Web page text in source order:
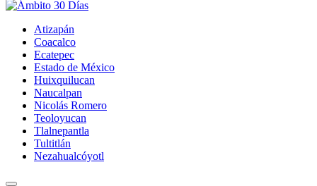
Atizapán
Coacalco
Ecatepec
Estado de México
Huixquilucan
Naucalpan
Nicolás Romero
Teoloyucan
Tlalnepantla
Tultitlán
Nezahualcóyotl